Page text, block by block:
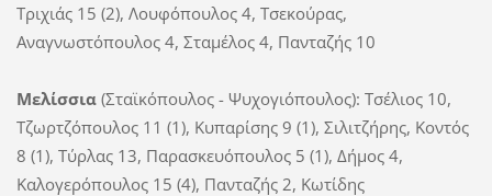
Τριχιάς 15 (2), Λουφόπουλος 4, Τσεκούρας,
Αναγνωστόπουλος 4, Σταμέλος 4, Πανταζής 10
Μελίσσια(Σταϊκόπουλος - Ψυχογιόπουλος): Τσέλιος 10,
Τζωρτζόπουλος 11 (1), Κυπαρίσης 9 (1), Σιλιτζήρης, Κοντός
8 (1), Τύρλας 13, Παρασκευόπουλος 5 (1), Δήμος 4,
Καλογερόπουλος 15 (4), Πανταζής 2, Κωτίδης